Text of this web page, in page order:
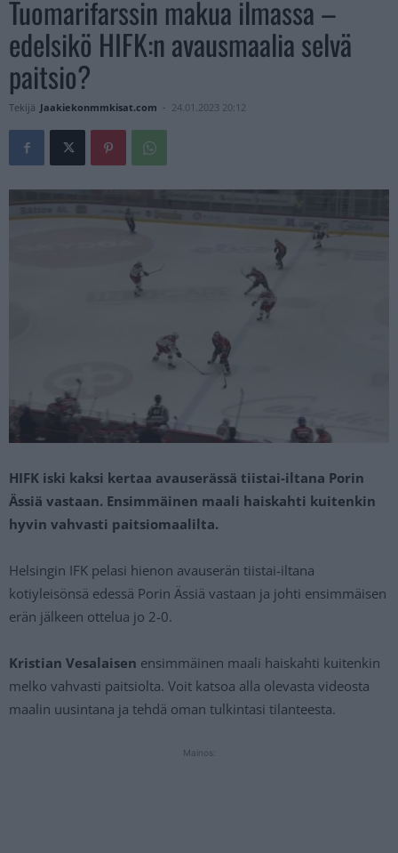
Tuomarifarssin makua ilmassa –
edelsikö HIFK:n avausmaalia selvä
paitsio?
Tekijä Jaakiekonmmkisat.com - 24.01.2023 20:12
HIFK iski kaksi kertaa avauserässä tiistai-iltana Porin
Ässiä vastaan. Ensimmäinen maali haiskahti kuitenkin
hyvin vahvasti paitsiomaalilta.
Helsingin IFK pelasi hienon avauserän tiistai-iltana
kotiyleisönsä edessä Porin Ässiä vastaan ja johti ensimmäisen
erän jälkeen ottelua jo 2-0.
Kristian Vesalaisen ensimmäinen maali haiskahti kuitenkin
melko vahvasti paitsiolta. Voit katsoa alla olevasta videosta
maalin uusintana ja tehdä oman tulkintasi tilanteesta.
Mainos: